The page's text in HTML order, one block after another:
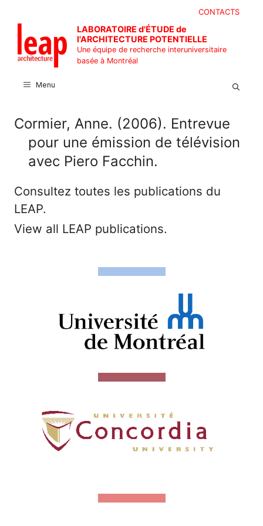
contenu
CONTACTS
LABORATOIRE d'ÉTUDE de
l'ARCHITECTURE POTENTIELLE
Une équipe de recherche interuniversitaire
basée à Montréal
Menu
Cormier, Anne. (2006). Entrevue
pour une émission de télévision
avec Piero Facchin.
Consultez toutes les publications du
LEAP.
View all LEAP publications.